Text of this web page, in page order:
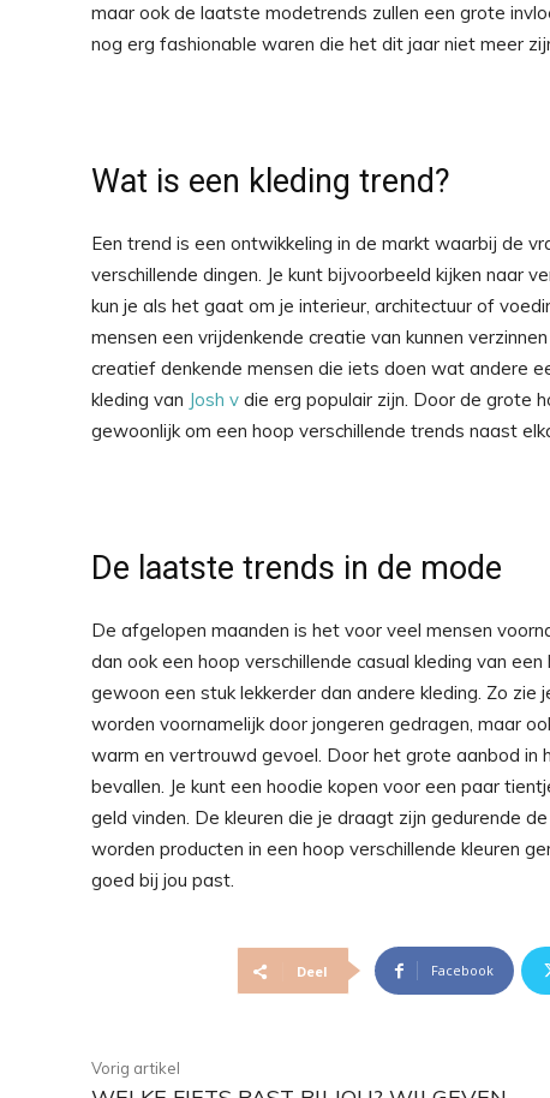
maar ook de laatste modetrends zullen een grote
nog erg fashionable waren die het dit jaar niet meer
Wat is een kleding trend?
Een trend is een ontwikkeling in de markt waarbij de
verschillende dingen. Je kunt bijvoorbeeld kijken naar
kun je als het gaat om je interieur, architectuur of
mensen een vrijdenkende creatie van kunnen
creatief denkende mensen die iets doen wat andere
kleding van Josh v die erg populair zijn. Door de grote
gewoonlijk om een hoop verschillende trends naast
De laatste trends in de mode
De afgelopen maanden is het voor veel mensen
dan ook een hoop verschillende casual kleding van
gewoon een stuk lekkerder dan andere kleding. Zo
worden voornamelijk door jongeren gedragen, maar
warm en vertrouwd gevoel. Door het grote aanbod in
bevallen. Je kunt een hoodie kopen voor een paar
geld vinden. De kleuren die je draagt zijn gedurende
worden producten in een hoop verschillende kleuren
goed bij jou past.
Deel Facebook
Vorig artikel